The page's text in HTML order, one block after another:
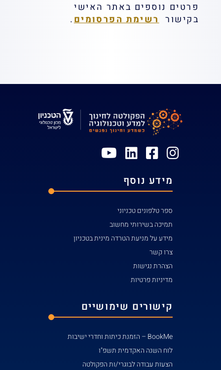
פרטים נוספים באתר האישי
בקישוררשימת הפרסומים.
מידע נוסף
ספר טלפונים טכניוני
תמיכה בשירותי מחשוב
מידע על מניעת הטרדה מינית בטכניון
צרו קשר
הצהרת נגישות
מדיניות פרטיות
קישורים שימושיים
BookMe – הזמנת כיתות וחדרי ישיבות
לוח השנה האקדמית תשפ"ו
הצעות עבודה לבוגרי/ות הפקולטה